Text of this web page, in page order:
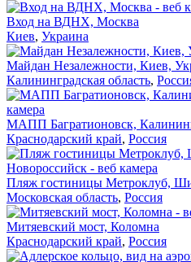
Вход на ВДНХ, Москва
Киев, Украина
Майдан Незалежности, Киев,
Калининградская область,
МАПП Багратионовск,
Краснодарский край, Россия
Пляж гостиницы Метроклуб,
Московская область, Россия
Митяевский мост, Коломна
Краснодарский край, Россия